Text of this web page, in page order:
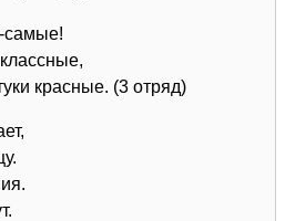
красные. (3 отряд)